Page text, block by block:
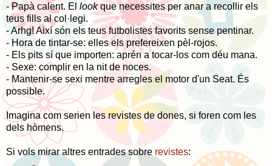
- Papà calent. El lookque necessites per anar a recollir els
teus fills al col·legi.
- Arhg! Així són els teus futbolistes favorits sense pentinar.
- Hora de tintar-se: elles els prefereixen pèl-rojos.
- Els pits sí que importen: aprén a tocar-los com déu mana.
- Sexe: complir en la nit de noces.
- Mantenir-se sexi mentre arregles el motor d'un Seat. És
possible.
Imagina com serien les revistes de dones, si foren com les
dels hòmens.
Si vols mirar altres entrades sobre revistes: